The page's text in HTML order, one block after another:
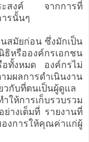
ประสงค์ จากการที่
ารนั้นๆ
สมัยก่อน ซึ่งมักเป็น
หรือองค์กรเอกชน
อทั้งหมด องค์กรไม่
มผลการดำเนินงาน
วกับที่ตนเป็นผู้ดูแล
ให้การเก็บรวบรวม
ย่างเต็มที่ รายงานที่
องการให้คุณค่าแก่ผู้